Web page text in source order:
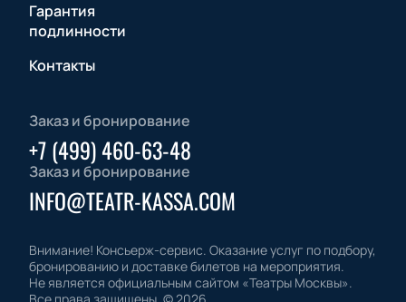
Гарантия
подлинности
Контакты
Заказ и бронирование
+7 (499) 460-63-48
Заказ и бронирование
INFO@TEATR-KASSA.COM
Внимание! Консьерж-сервис. Оказание услуг по подбору,
бронированию и доставке билетов на мероприятия.
Не является официальным сайтом «Театры Москвы».